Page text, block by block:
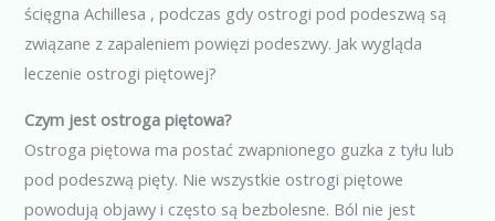
ścięgna Achillesa , podczas gdy ostrogi pod podeszwą są
związane z zapaleniem powięzi podeszwy. Jak wygląda
leczenie ostrogi piętowej?
Czym jest ostroga piętowa?
Ostroga piętowa ma postać zwapnionego guzka z tyłu lub
pod podeszwą pięty. Nie wszystkie ostrogi piętowe
powodują objawy i często są bezbolesne. Ból nie jest